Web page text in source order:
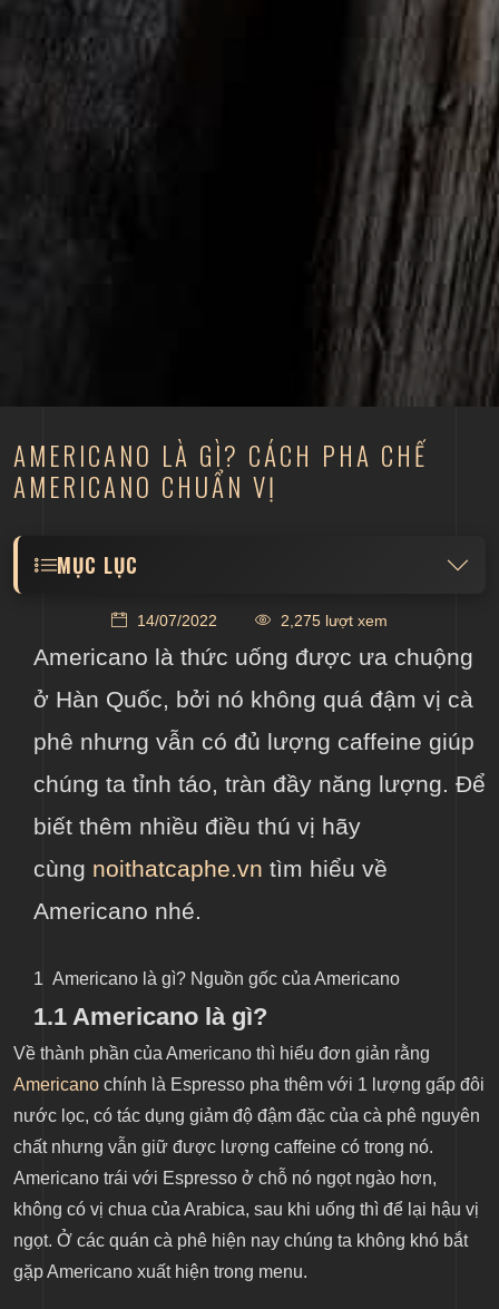
AMERICANO LÀ GÌ? CÁCH PHA CHẾ
AMERICANO CHUẨN VỊ
MỤC LỤC
5 Phân biệt cà phê Americano và Espresso
6 Kết luận
14/07/2022 2,275 lượt xem
Americano là thức uống được ưa chuộng
ở Hàn Quốc, bởi nó không quá đậm vị cà
phê nhưng vẫn có đủ lượng caffeine giúp
chúng ta tỉnh táo, tràn đầy năng lượng. Để
biết thêm nhiều điều thú vị hãy
cùng noithatcaphe.vn tìm hiểu về
Americano nhé.
1 Americano là gì? Nguồn gốc của Americano
1.1 Americano là gì?
Về thành phần của Americano thì hiểu đơn giản rằng
Americano chính là Espresso pha thêm với 1 lượng gấp đôi
nước lọc, có tác dụng giảm độ đậm đặc của cà phê nguyên
chất nhưng vẫn giữ được lượng caffeine có trong nó.
Americano trái với Espresso ở chỗ nó ngọt ngào hơn,
không có vị chua của Arabica, sau khi uống thì để lại hậu vị
ngọt. Ở các quán cà phê hiện nay chúng ta không khó bắt
gặp Americano xuất hiện trong menu.